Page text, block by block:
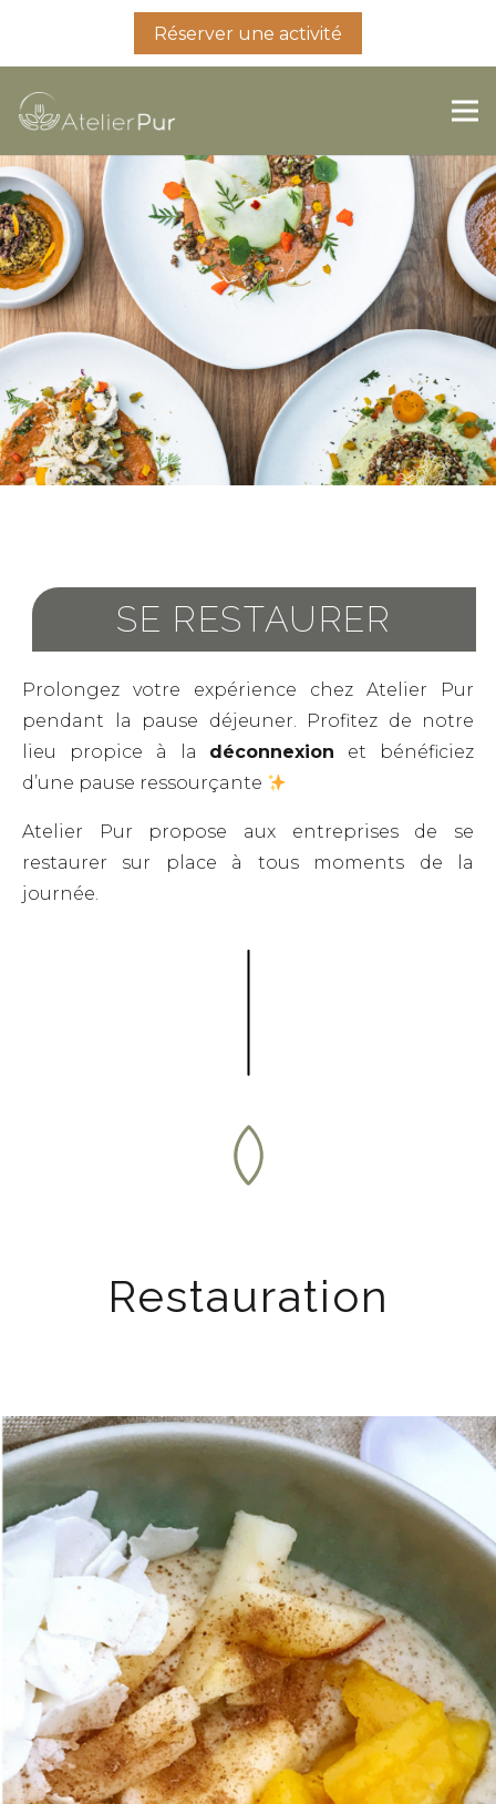
Réserver une activité
SE RESTAURER
Prolongez votre expérience chez Atelier Pur
pendant la pause déjeuner. Profitez de notre
lieu propice à la déconnexion et bénéficiez
d’une pause ressourçante
Atelier Pur propose aux entreprises de se
restaurer sur place à tous moments de la
journée.
Restauration